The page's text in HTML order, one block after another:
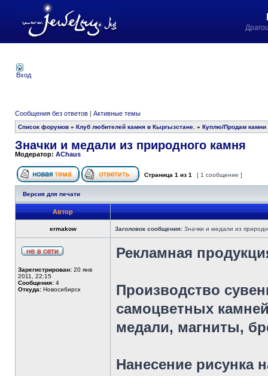
Вход
Сообщения без ответов | Активные темы
Список форумов » Клуб любителей камня в Кыргызстане. » Куплю/Продам камни
Значки и медали из природного камня
Модератор: AChaus
Страница 1 из 1 [ 1 сообщение ]
Версия для печати
Автор
ermakow Заголовок сообщения: Значки и медали из
Зарегистрирован: 20 янв
2011, 22:15
Сообщения: 4
Откуда: Hовосибирск
Рекламная
Производство
самоцветных
медали, магниты,
Нанесение рисунка